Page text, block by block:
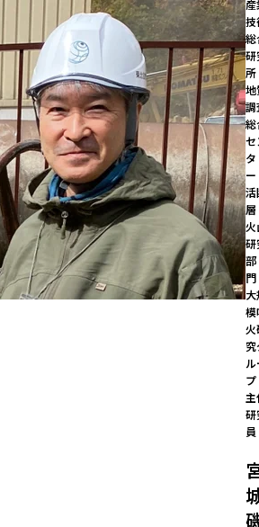
所
タ
部
員